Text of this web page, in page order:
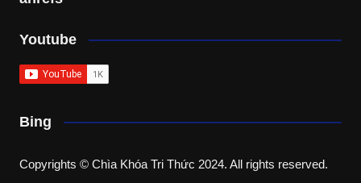
Youtube
Bing
Copyrights © Chìa Khóa Tri Thức 2024. All rights reserved.